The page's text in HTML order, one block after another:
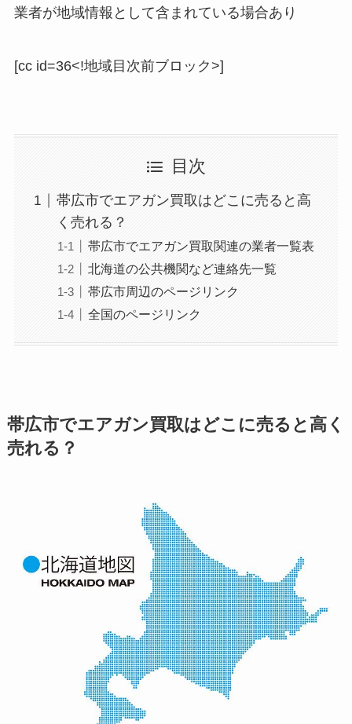
業者が地域情報として含まれている場合あり
[cc id=36<!地域目次前ブロック>]
目次
帯広市でエアガン買取はどこに売ると高
く売れる？
帯広市でエアガン買取関連の業者一覧表
北海道の公共機関など連絡先一覧
帯広市周辺のページリンク
全国のページリンク
帯広市でエアガン買取はどこに売ると高く
売れる？